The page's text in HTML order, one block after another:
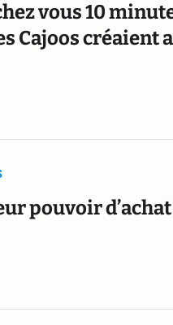
vous 10
Cajoos créaient
pouvoir